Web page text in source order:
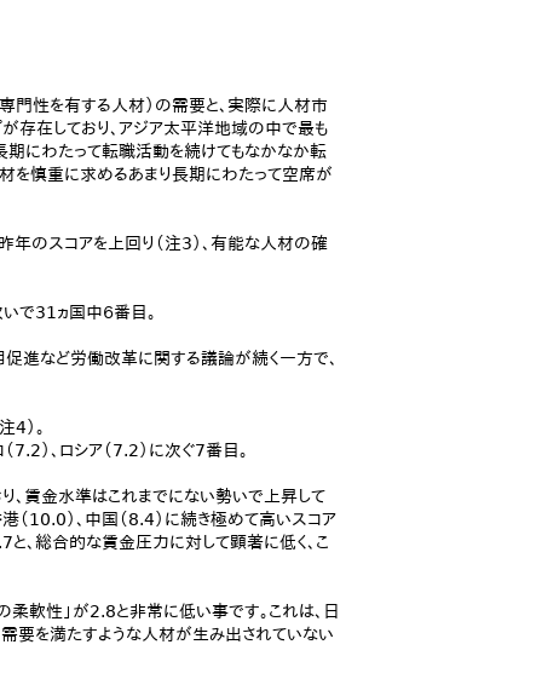
門性を有する人材）の需要と、実際に人材市
存在しており、アジア太平洋地域の中で最も
にわたって転職活動を続けてもなかなか転
を慎重に求めるあまり長期にわたって空席が
年のスコアを上回り（注3）、有能な人材の確
で31ヵ国中６番目。
進など労働改革に関する議論が続く一方で、
4）。
7.2）、ロシア（7.2）に次ぐ7番目。
、賃金水準はこれまでにない勢いで上昇して
（10.0）、中国（8.4）に続き極めて高いスコア
と、総合的な賃金圧力に対して顕著に低く、こ
軟性」が2.8と非常に低い事です。これは、日
要を満たすような人材が生み出されていない